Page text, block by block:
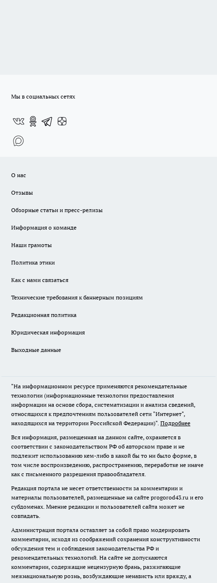
Мы в социальных сетях
О нас
Отзывы
Обзорные статьи и пресс-релизы
Информация о команде
Наши грамоты
Политика этики
Как с нами связаться
Технические требования к баннерным позициям
Редакционная политика
Юридическая информация
Выходные данные
"На информационном ресурсе применяются рекомендательные
технологии (информационные технологии предоставления
информации на основе сбора, систематизации и анализа сведений,
относящихся к предпочтениям пользователей сети "Интернет",
находящихся на территории Российской Федерации)". Подробнее
Вся информация, размещенная на данном сайте, охраняется в
соответствии с законодательством РФ об авторском праве и не
подлежит использованию кем-либо в какой бы то ни было форме, в
том числе воспроизведению, распространению, переработке не иначе
как с письменного разрешения правообладателя.
Редакция портала не несет ответственности за комментарии и
материалы пользователей, размещенные на сайте progorod43.ru и его
субдоменах. Мнение редакции и пользователей сайта может не
совпадать.
Администрация портала оставляет за собой право модерировать
комментарии, исходя из соображений сохранения конструктивности
обсуждения тем и соблюдения законодательства РФ и
рекомендательных технологий. На сайте не допускаются
комментарии, содержащие нецензурную брань, разжигающие
межнациональную рознь, возбуждающие ненависть или вражду, а